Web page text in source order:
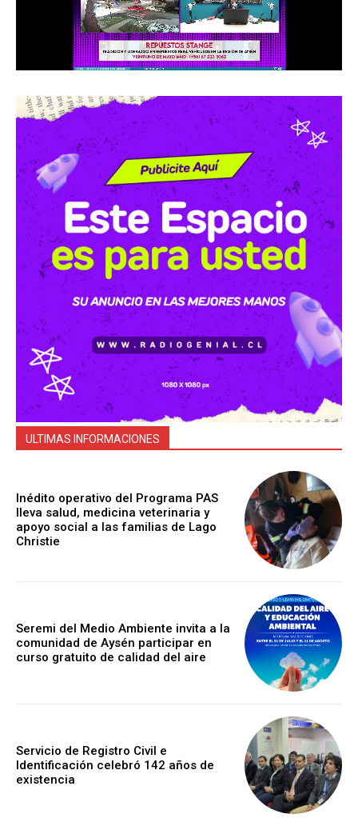
ULTIMAS INFORMACIONES
Inédito operativo del Programa PAS
lleva salud, medicina veterinaria y
apoyo social a las familias de Lago
Christie
Seremi del Medio Ambiente invita a la
comunidad de Aysén participar en
curso gratuito de calidad del aire
Servicio de Registro Civil e
Identificación celebró 142 años de
existencia